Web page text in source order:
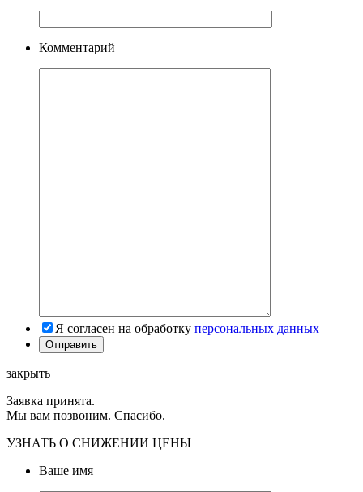
Комментарий
Я согласен на обработку персональных данных
закрыть
Заявка принята.
Мы вам позвоним. Спасибо.
УЗНАТЬ О СНИЖЕНИИ ЦЕНЫ
Ваше имя